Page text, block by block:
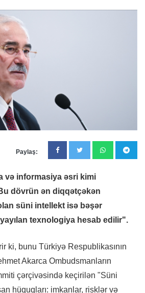
Paylaş:
və informasiya əsri kimi
dövrün ən diqqətçəkən
süni intellekt isə bəşər
texnologiya hesab edilir".
ki, bunu Türkiyə Respublikasının
Akarca Ombudsmanların
çərçivəsində keçirilən "Süni
hüquqları: imkanlar, risklər və